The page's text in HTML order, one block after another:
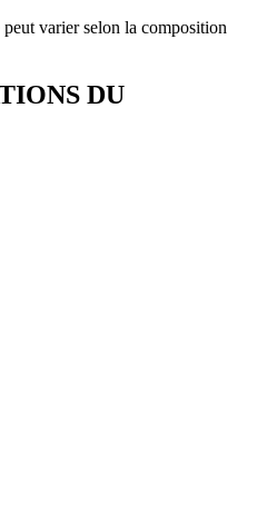
varier selon la composition
DU